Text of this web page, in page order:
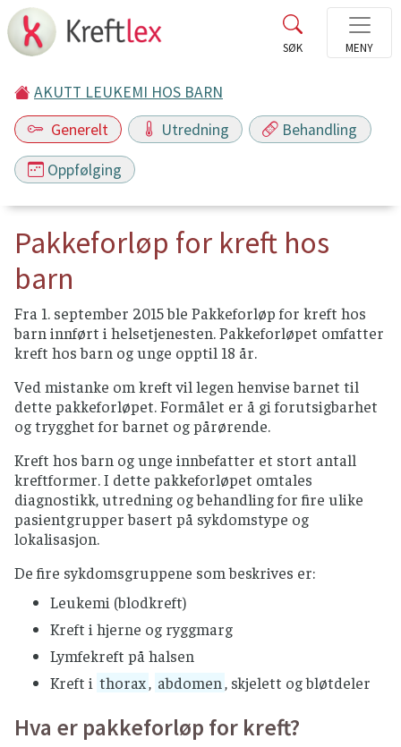
AKUTT LEUKEMI HOS BARN
Generelt
Utredning Behandling
Oppfølging
Pakkeforløp for kreft hos
barn
Fra 1. september 2015 ble Pakkeforløp for kreft hos
barn innført i helsetjenesten. Pakkeforløpet omfatter
kreft hos barn og unge opptil 18 år.
Ved mistanke om kreft vil legen henvise barnet til
dette pakkeforløpet. Formålet er å gi forutsigbarhet
og trygghet for barnet og pårørende.
Kreft hos barn og unge innbefatter et stort antall
kreftformer. I dette pakkeforløpet omtales
diagnostikk, utredning og behandling for fire ulike
pasientgrupper basert på sykdomstype og
lokalisasjon.
De fire sykdomsgruppene som beskrives er:
Leukemi (blodkreft)
Kreft i hjerne og ryggmarg
Lymfekreft på halsen
Kreft i thorax, abdomen, skjelett og bløtdeler
Hva er pakkeforløp for kreft?